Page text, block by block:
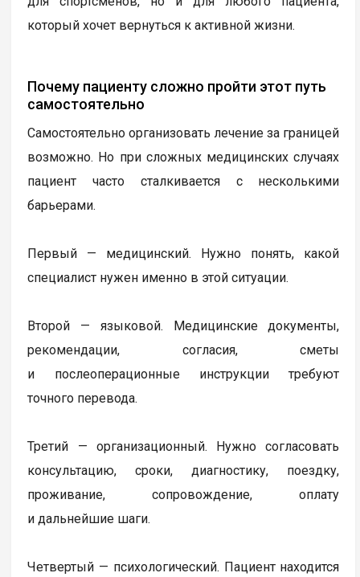
который хочет вернуться к активной жизни.
Почему пациенту сложно пройти этот путь
самостоятельно
Самостоятельно организовать лечение за границей
возможно. Но при сложных медицинских случаях
пациент часто сталкивается с несколькими
барьерами.
Первый — медицинский. Нужно понять, какой
специалист нужен именно в этой ситуации.
Второй — языковой. Медицинские документы,
рекомендации, согласия, сметы
и послеоперационные инструкции требуют
точного перевода.
Третий — организационный. Нужно согласовать
консультацию, сроки, диагностику, поездку,
проживание, сопровождение, оплату
и дальнейшие шаги.
Четвертый — психологический. Пациент находится